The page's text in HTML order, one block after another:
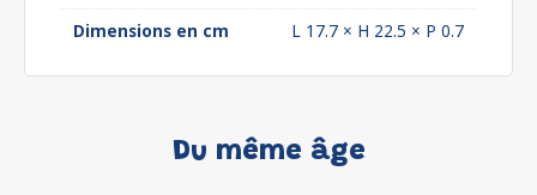
Dimensions en cm
L 17.7 × H 22.5 × P 0.7
Du même âge